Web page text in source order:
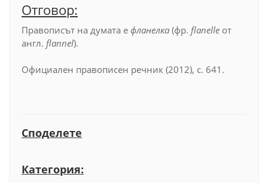
Отговор:
Правописът на думата е фланелка (фр. flanelle от
англ. flannel).
Официален правописен речник (2012), с. 641.
Споделете
Категория: